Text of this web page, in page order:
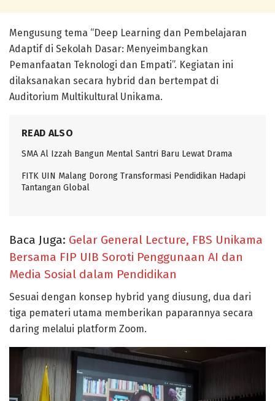
Mengusung tema “Deep Learning dan Pembelajaran
Adaptif di Sekolah Dasar: Menyeimbangkan
Pemanfaatan Teknologi dan Empati”. Kegiatan ini
dilaksanakan secara hybrid dan bertempat di
Auditorium Multikultural Unikama.
READ ALSO
SMA Al Izzah Bangun Mental Santri Baru Lewat Drama
FITK UIN Malang Dorong Transformasi Pendidikan Hadapi
Tantangan Global
Baca Juga: Gelar General Lecture, FBS Unikama
Bersama FIP UIB Soroti Penggunaan AI dan
Media Sosial dalam Pendidikan
Sesuai dengan konsep hybrid yang diusung, dua dari
tiga pemateri utama memberikan paparannya secara
daring melalui platform Zoom.